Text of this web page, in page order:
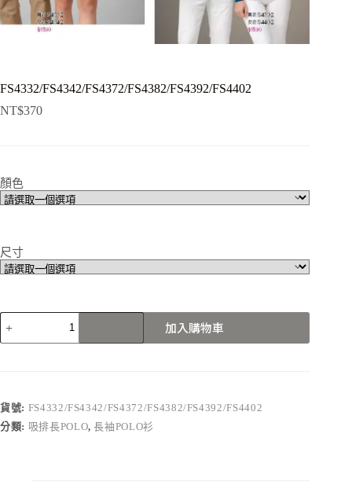
FS4332/FS4342/FS4372/FS4382/FS4392/FS4402
NT$370
顏色
尺寸
FS4332/FS4342/FS4372/FS4382/FS4392/FS4402
數
加入購物車
貨號: FS4332/FS4342/FS4372/FS4382/FS4392/FS4402
分類: 吸排長POLO,長袖POLO衫